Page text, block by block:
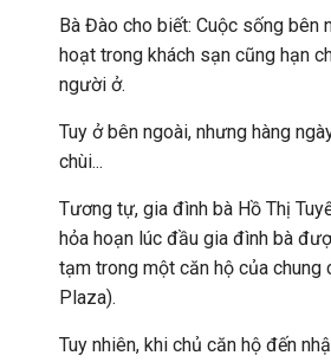
Bà Đào cho biết: Cuộc sống bên
hoạt trong khách sạn cũng hạn
người ở.
Tuy ở bên ngoài, nhưng hàng
chùi...
Tương tự, gia đình bà Hồ Thị
hỏa hoạn lúc đầu gia đình bà
tạm trong một căn hộ của chung
Plaza).
Tuy nhiên, khi chủ căn hộ đến